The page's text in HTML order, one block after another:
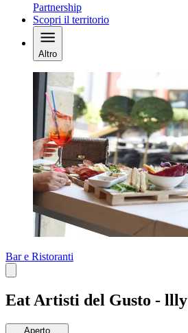
Partnership
Scopri il territorio
Altro
Bar e Ristoranti
Eat Artisti del Gusto - llly
Aperto